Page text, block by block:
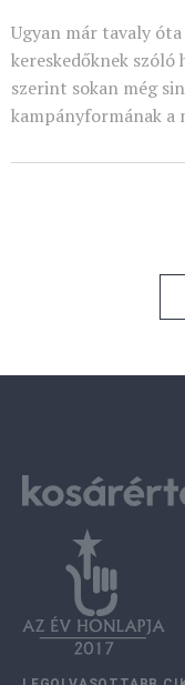
Ugyan már tavaly
kereskedőknek
szerint sokan még
kampányformának a